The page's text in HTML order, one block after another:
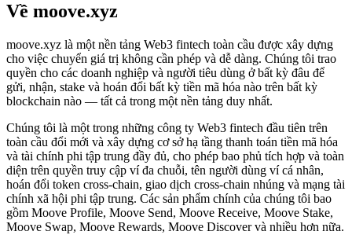
Về moove.xyz
moove.xyz là một nền tảng Web3 fintech toàn cầu được xây dựng
cho việc chuyển giá trị không cần phép và dễ dàng. Chúng tôi trao
quyền cho các doanh nghiệp và người tiêu dùng ở bất kỳ đâu để
gửi, nhận, stake và hoán đổi bất kỳ tiền mã hóa nào trên bất kỳ
blockchain nào — tất cả trong một nền tảng duy nhất.
Chúng tôi là một trong những công ty Web3 fintech đầu tiên trên
toàn cầu đổi mới và xây dựng cơ sở hạ tầng thanh toán tiền mã hóa
và tài chính phi tập trung đầy đủ, cho phép bao phủ tích hợp và toàn
diện trên quyền truy cập ví đa chuỗi, tên người dùng ví cá nhân,
hoán đổi token cross-chain, giao dịch cross-chain nhúng và mạng tài
chính xã hội phi tập trung. Các sản phẩm chính của chúng tôi bao
gồm Moove Profile, Moove Send, Moove Receive, Moove Stake,
Moove Swap, Moove Rewards, Moove Discover và nhiều hơn nữa.